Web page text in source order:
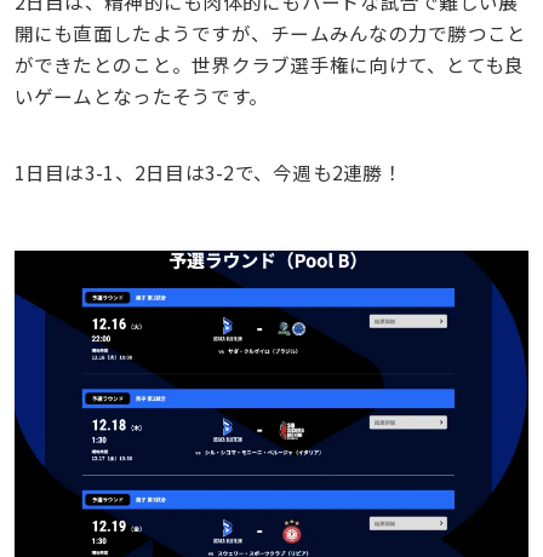
開にも直面したようですが、チームみんなの力で勝つこと
ができたとのこと。世界クラブ選手権に向けて、とても良
いゲームとなったそうです。
1日目は3-1、2日目は3-2で、今週も2連勝！